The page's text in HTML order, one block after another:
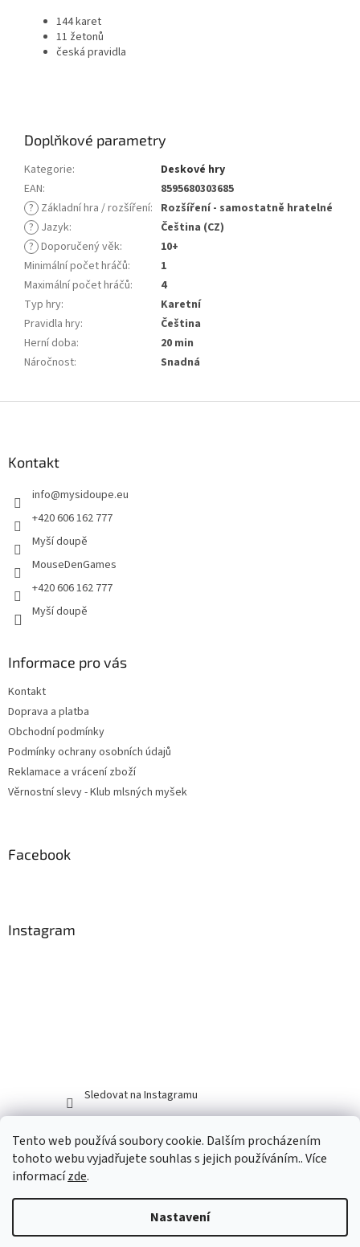
Tento web používá soubory cookie. Dalším procházením
tohoto webu vyjadřujete souhlas s jejich používáním.. Více
informacízde.
Nastavení
144 karet
11 žetonů
česká pravidla
Doplňkové parametry
Kategorie:
Deskové hry
EAN:
8595680303685
? Základní hra / rozšíření: Rozšíření - samostatně hratelné
? Jazyk:
Čeština (CZ)
? Doporučený věk:
10+
Minimální počet hráčů:
1
Maximální počet hráčů:
4
Typ hry:
Karetní
Pravidla hry:
Čeština
Herní doba:
20 min
Náročnost: Snadná
Kontakt
info@mysidoupe.eu
+420 606 162 777
Myší doupě
MouseDenGames
+420 606 162 777
Myší doupě
Informace pro vás
Kontakt
Doprava a platba
Obchodní podmínky
Podmínky ochrany osobních údajů
Reklamace a vrácení zboží
Věrnostní slevy - Klub mlsných myšek
Facebook
Instagram
Sledovat na Instagramu
Vytvořil Shoptet